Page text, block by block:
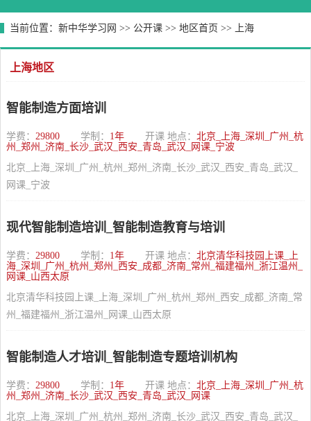
当前位置： 新中华学习网 >> 公开课 >> 地区首页 >> 上海
上海地区
智能制造方面培训
学费： 29800 学制： 1年 开课 地点： 北京_上海_深圳_广州_杭
州_郑州_济南_长沙_武汉_西安_青岛_武汉_网课_宁波
北京_上海_深圳_广州_杭州_郑州_济南_长沙_武汉_西安_青岛_武汉_
网课_宁波
现代智能制造培训_智能制造教育与培训
学费： 29800 学制： 1年 开课 地点： 北京清华科技园上课_上
海_深圳_广州_杭州_郑州_西安_成都_济南_常州_福建福州_浙江温州_
网课_山西太原
北京清华科技园上课_上海_深圳_广州_杭州_郑州_西安_成都_济南_常
州_福建福州_浙江温州_网课_山西太原
智能制造人才培训_智能制造专题培训机构
学费： 29800 学制： 1年 开课 地点： 北京_上海_深圳_广州_杭
州_郑州_济南_长沙_武汉_西安_青岛_武汉_网课
北京_上海_深圳_广州_杭州_郑州_济南_长沙_武汉_西安_青岛_武汉_